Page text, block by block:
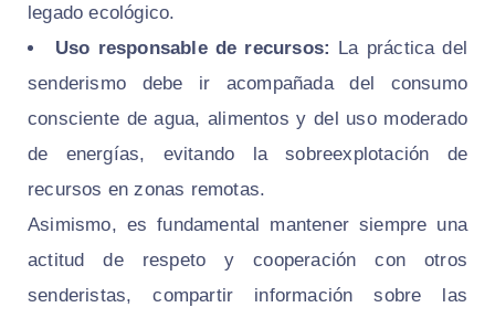
legado ecológico.
Uso responsable de recursos: La práctica del
senderismo debe ir acompañada del consumo
consciente de agua, alimentos y del uso moderado
de energías, evitando la sobreexplotación de
recursos en zonas remotas.
Asimismo, es fundamental mantener siempre una
actitud de respeto y cooperación con otros
senderistas, compartir información sobre las